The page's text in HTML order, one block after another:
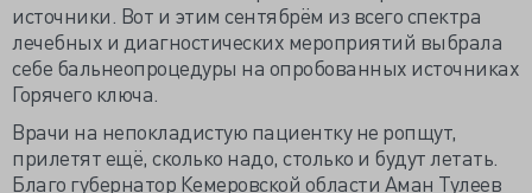
источники. Вот и этим сентябрём из всего спектра
лечебных и диагностических мероприятий выбрала
себе бальнеопроцедуры на опробованных источниках
Горячего ключа.
Врачи на непокладистую пациентку не ропщут,
прилетят ещё, сколько надо, столько и будут летать.
Благо губернатор Кемеровской области Аман Тулеев